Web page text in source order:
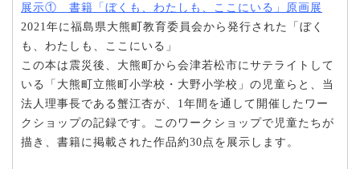
展示① 書籍「ぼくも、わたしも、ここにいる」原画展
2021年に福島県大熊町教育委員会から発行された「ぼく
も、わたしも、ここにいる」
この本は震災後、大熊町から会津若松市にサテライトして
いる「大熊町立熊町小学校・大野小学校」の児童らと、当
法人理事長である蟹江杏が、1年間を通して開催したワー
クショップの記録です。このワークショップで児童たちが
描き、書籍に掲載された作品約30点を展示します。